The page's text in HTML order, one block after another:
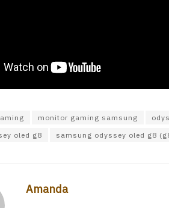
monitor gaming samsung
oled g8
samsung odyssey oled g8
Amanda